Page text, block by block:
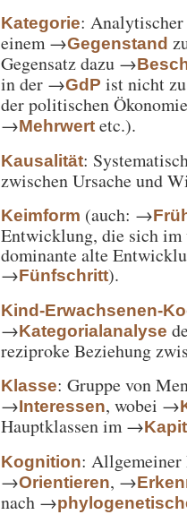
Kategorie:
einem →Gegenstand
Gegensatz dazu →
in der →GdP ist nicht
der politischen
→Mehrwert etc.).
Kausalität:
zwischen Ursache und
Keimform (auch: →
Entwicklung, die sich im
dominante alte
→Fünfschritt).
Kind-Erwachsenen-
→Kategorialanalyse
reziproke Beziehung
Klasse: Gruppe von
→Interessen, wobei →
Hauptklassen im →
Kognition: Allgemeiner
→Orientieren, →
nach →